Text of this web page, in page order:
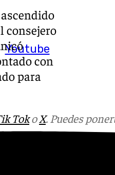
Youtube
consejero
con
para
TokoX. Puedes